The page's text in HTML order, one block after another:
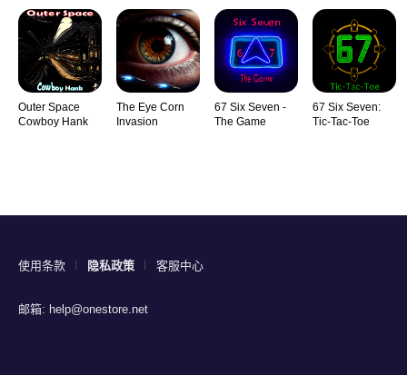
Outer Space
Cowboy Hank
The Eye Corn
Invasion
67 Six Seven -
The Game
67 Six Seven:
Tic-Tac-Toe
使用条款 隐私政策 客服中心
邮箱: help@onestore.net